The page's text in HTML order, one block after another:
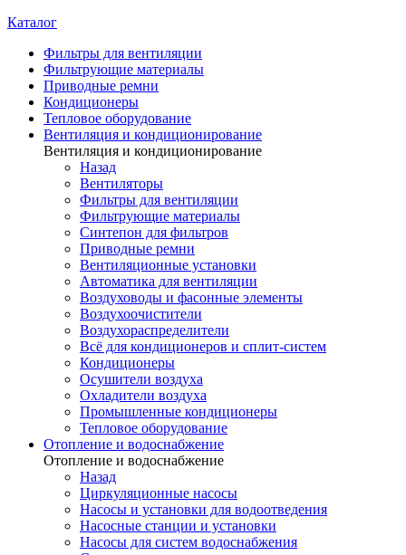
Каталог
Фильтры для вентиляции
Фильтрующие материалы
Приводные ремни
Кондиционеры
Тепловое оборудование
Вентиляция и кондиционирование
Вентиляция и кондиционирование
Назад
Вентиляторы
Фильтры для вентиляции
Фильтрующие материалы
Синтепон для фильтров
Приводные ремни
Вентиляционные установки
Автоматика для вентиляции
Воздуховоды и фасонные элементы
Воздухоочистители
Воздухораспределители
Всё для кондиционеров и сплит-систем
Кондиционеры
Осушители воздуха
Охладители воздуха
Промышленные кондиционеры
Тепловое оборудование
Отопление и водоснабжение
Отопление и водоснабжение
Назад
Циркуляционные насосы
Насосы и установки для водоотведения
Насосные станции и установки
Насосы для систем водоснабжения